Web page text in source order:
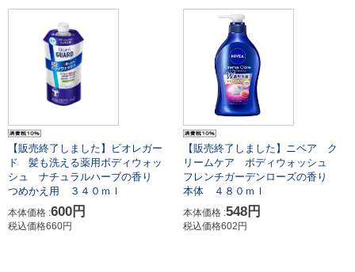
【販売終了しました】ビオレガー
ド 髪も洗える薬用ボディウォッ
シュ ナチュラルハーブの香り
つめかえ用 ３４０ｍｌ
本体価格 :600円
税込価格660円
【販売終了しました】ニベア ク
リームケア ボディウォッシュ
フレンチガーデンローズの香り
本体 ４８０ｍｌ
本体価格 :548円
税込価格602円